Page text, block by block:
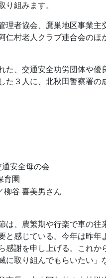
り組みます。
者協会、鷹巣地区事業主
村老人クラブ連合会の
、交通安全功労団体や
３人に、北秋田警察署の
安全母の会
育園
柳谷 喜美男さん
、農繁期や行楽で車の
と感じている。今年は昨
謝を申し上げる。これ
取り組んでもらいたい」